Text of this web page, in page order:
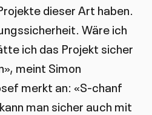
dieser Art haben.
Wäre ich
ich das Projekt sicher
meint Simon
merkt an: «S-chanf
man sicher auch mit